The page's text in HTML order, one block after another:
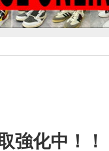
化中！！